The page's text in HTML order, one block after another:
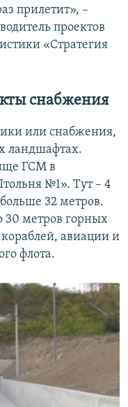
прилетит», –
проектов
«Стратегия
снабжения
или снабжения,
ландшафтах.
ГСМ в
№1». Тут – 4
32 метров.
30 метров горных
авиации и
флота.